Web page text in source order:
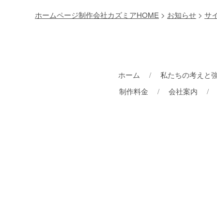
ホームページ制作会社カズミアHOME > お知らせ > サ
ホーム
私たちの考えと
制作料金
会社案内